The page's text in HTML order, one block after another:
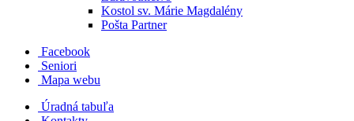
Kostol sv. Márie Magdalény
Pošta Partner
Facebook
Seniori
Mapa webu
Úradná tabuľa